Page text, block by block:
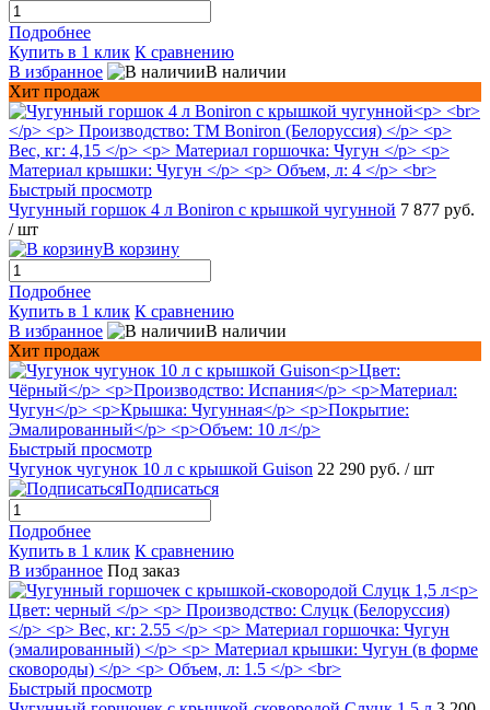
Подробнее
Купить в 1 клик К сравнению
В избранное
В наличии
Хит продаж
Быстрый просмотр
Чугунный горшок 4 л Boniron с крышкой чугунной 7 877 руб.
/ шт
В корзину
Подробнее
Купить в 1 клик К сравнению
В избранное
В наличии
Хит продаж
Быстрый просмотр
Чугунок чугунок 10 л с крышкой Guison 22 290 руб. / шт
Подписаться
Подробнее
Купить в 1 клик К сравнению
В избранное Под заказ
Быстрый просмотр